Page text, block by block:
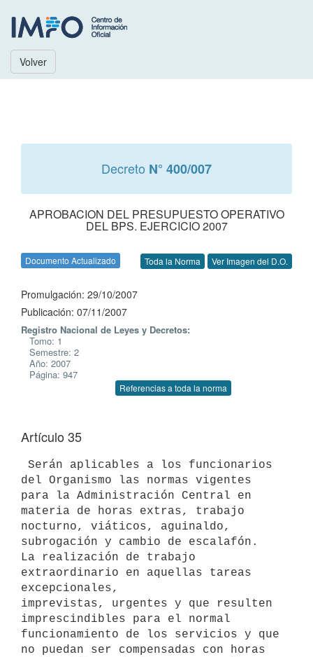
Volver
Decreto N° 400/007
APROBACION DEL PRESUPUESTO OPERATIVO
DEL BPS. EJERCICIO 2007
Documento Actualizado Toda la Norma Ver Imagen del D.O.
Promulgación: 29/10/2007
Publicación: 07/11/2007
Registro Nacional de Leyes y Decretos:
Tomo: 1
Semestre: 2
Año: 2007
Página: 947
Referencias a toda la norma
Artículo 35
del Organismo las normas vigentes
para la Administración Central en
materia de horas extras, trabajo
nocturno, viáticos, aguinaldo,
subrogación y cambio de escalafón.
La realización de trabajo
extraordinario en aquellas tareas
excepcionales,
imprevistas, urgentes y que resulten
imprescindibles para el normal
funcionamiento de los servicios y que
no puedan ser compensadas con horas